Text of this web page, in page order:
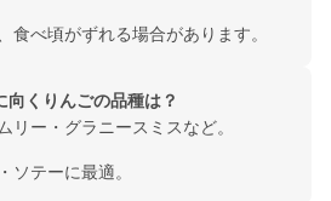
食べ頃がずれる場合があります。
向くりんごの品種は？
リー・グラニースミスなど。
ソテーに最適。